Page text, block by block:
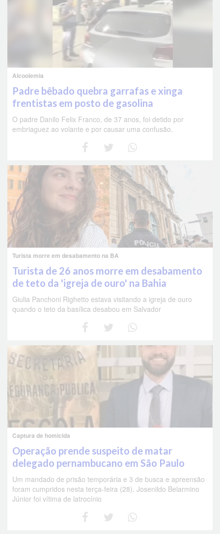
Alcoolemia
Padre bêbado quebra garrafas e xinga
frentistas em posto de gasolina
O padre Danilo Felix Franco, de 37 anos, foi detido por
embriaguez ao volante e por causar uma confusão.
Turista morre em desabamento na BA
Turista de 26 anos morre em desabamento
de teto da 'igreja de ouro' na Bahia
Giulia Panchoni Righetto estava visitando a igreja de ouro
quando o teto da basílica desabou em Salvador
Captura de homicida
Operação prende suspeito de matar
delegado pernambucano em São Paulo
Um mandado de prisão temporária e 3 de busca e apreensão
foram cumpridos nesta terça-feira (28). Josenildo Belarmino
Júnior foi vítima de latrocínio